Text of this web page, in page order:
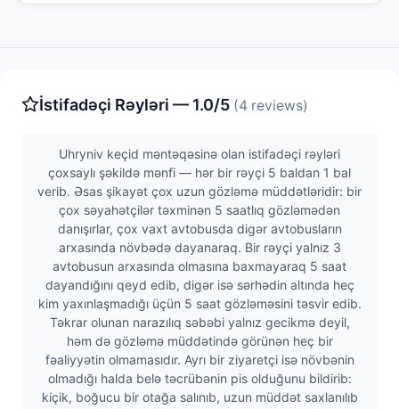
İstifadəçi Rəyləri — 1.0/5 (4 reviews)
Uhryniv keçid məntəqəsinə olan istifadəçi rəyləri
çoxsaylı şəkildə mənfi — hər bir rəyçi 5 baldan 1 bal
verib. Əsas şikayət çox uzun gözləmə müddətləridir: bir
çox səyahətçilər təxminən 5 saatlıq gözləmədən
danışırlar, çox vaxt avtobusda digər avtobusların
arxasında növbədə dayanaraq. Bir rəyçi yalnız 3
avtobusun arxasında olmasına baxmayaraq 5 saat
dayandığını qeyd edib, digər isə sərhədin altında heç
kim yaxınlaşmadığı üçün 5 saat gözləməsini təsvir edib.
Təkrar olunan narazılıq səbəbi yalnız gecikmə deyil,
həm də gözləmə müddətində görünən heç bir
fəaliyyətin olmamasıdır. Ayrı bir ziyaretçi isə növbənin
olmadığı halda belə təcrübənin pis olduğunu bildirib:
kiçik, boğucu bir otağa salınıb, uzun müddət saxlanılıb